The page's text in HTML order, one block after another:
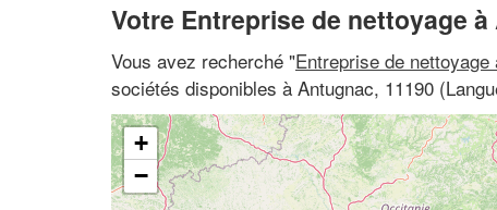
Votre Entreprise de nettoyage
Vous avez recherché "Entreprise de nettoyage
sociétés disponibles à Antugnac, 11190
+
−